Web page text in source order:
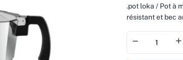
.pot loka / Pot à
résistant et bec